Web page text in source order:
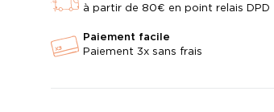
à partir de 80€ en point relais DPD
Paiement facile
Paiement 3x sans frais